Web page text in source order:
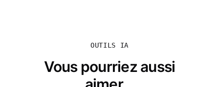
OUTILS IA
Vous pourriez aussi